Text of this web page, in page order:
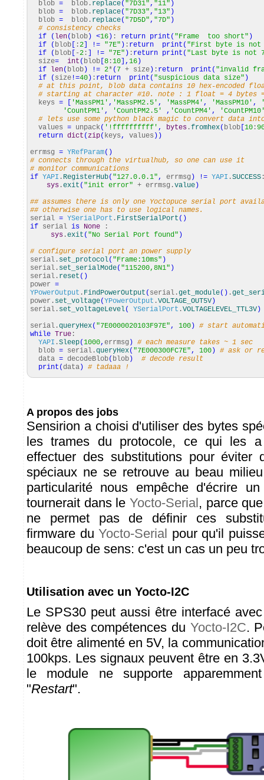
blob = blob. replace( "7D31", "11" )
blob = blob. replace( "7D33", "13" )
blob = blob. replace( "7D5D", "7D" )
# consistency checks
if
( len( blob ) <16 ) : return print ( "Frame too short" )
if
( blob :2 != "7E" ) : return print ( "First byte is not
if
( blob -2 : != "7E" ) : return print ( "Last byte is not
size= int ( blob 8 :10 , 16 )
if
len( blob ) != 2* ( 7 + size ) : return print ( "invalid
if
( size !=40 ) : return print ( "suspicious data size" )
# at this point, blob data contains 10 hex-encoded
# starting at character #10. note : 1 float = 4 bytes
keys = 'MassPM1' , 'MassPM2.5' , 'MassPM4' , 'MassPM10' ,
'CountPM1' , 'CountPM2.5' , 'CountPM4' ,
# lets use some python black magic to convert data
values = unpack( '!ffffffffff' , bytes .fromhex( blob 10 :
return dict (zip( keys, values ) )
errmsg = YRefParam( )
# connects through the virtualhub, so one can use it
# monitor communications
if YAPI . RegisterHub( "127.0.0.1", errmsg ) != YAPI .SUCCESS
sys .exit ( "init error" + errmsg.value )
## assumes there is only one Yoctopuce serial port
## otherwise one has to use logical names.
serial = YSerialPort . FirstSerialPort ( )
if serial is None :
sys .exit ( "No Serial Port found" )
# configure serial port an power supply
serial. set_protocol( "Frame:10ms" )
serial. set_serialMode( "115200,8N1" )
serial. reset ( )
power =
YPowerOutput . FindPowerOutput ( serial.get_module( ) .
power. set_voltage(YPowerOutput .VOLTAGE_OUT5V )
serial. set_voltageLevel( YSerialPort .VOLTAGELEVEL_TTL3V )
serial.queryHex( "7E0000020103F97E", 100 ) # start
while True :
YAPI .Sleep(1000, errmsg ) # each measure takes ~ 1 sec
blob = serial.queryHex( "7E000300FC7E", 100 ) # ask or
data = decodeBlob( blob )
# decode result
print (data ) # tadaaa !
A propos des jobs
Sensirion a choisi d'utiliser des bytes
les trames du protocole, ce qui les
effectuer des substitutions pour éviter
spéciaux ne se retrouve au beau
particularité nous empêche d'écrire
tournerait dans le Yocto-Serial, parce
ne permet pas de définir ces
firmware du Yocto-Serial pour qu'il
beaucoup de sens: c'est un cas un peu
Utilisation avec un Yocto-I2C
Le SPS30 peut aussi être interfacé
relève des compétences du Yocto-I2C.
doit être alimenté en 5V, la
100kps. Les signaux peuvent être en
le module ne supporte
"Restart".